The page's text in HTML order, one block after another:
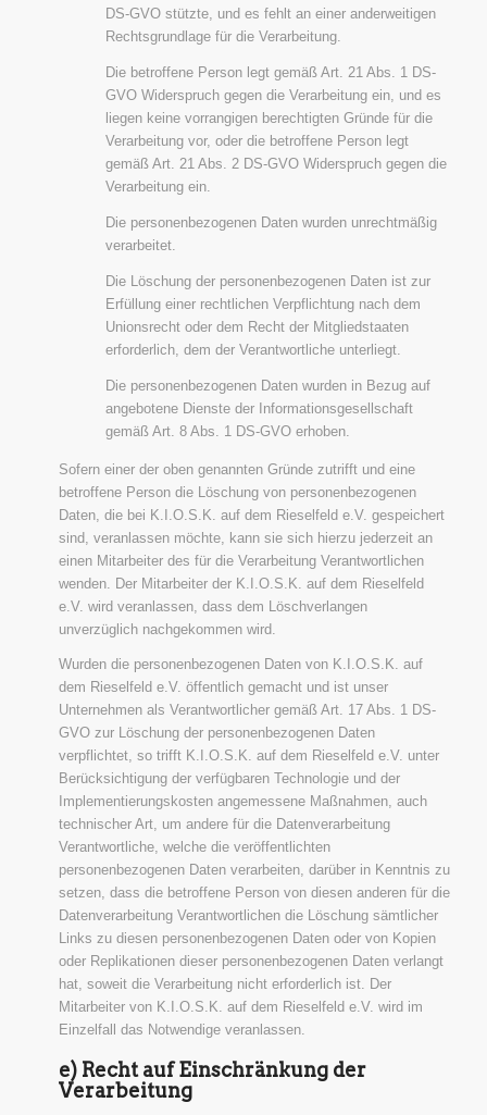
DS-GVO stützte, und es fehlt an einer anderweitigen
Rechtsgrundlage für die Verarbeitung.
Die betroffene Person legt gemäß Art. 21 Abs. 1 DS-
GVO Widerspruch gegen die Verarbeitung ein, und es
liegen keine vorrangigen berechtigten Gründe für die
Verarbeitung vor, oder die betroffene Person legt
gemäß Art. 21 Abs. 2 DS-GVO Widerspruch gegen die
Verarbeitung ein.
Die personenbezogenen Daten wurden unrechtmäßig
verarbeitet.
Die Löschung der personenbezogenen Daten ist zur
Erfüllung einer rechtlichen Verpflichtung nach dem
Unionsrecht oder dem Recht der Mitgliedstaaten
erforderlich, dem der Verantwortliche unterliegt.
Die personenbezogenen Daten wurden in Bezug auf
angebotene Dienste der Informationsgesellschaft
gemäß Art. 8 Abs. 1 DS-GVO erhoben.
Sofern einer der oben genannten Gründe zutrifft und eine
betroffene Person die Löschung von personenbezogenen
Daten, die bei K.I.O.S.K. auf dem Rieselfeld e.V. gespeichert
sind, veranlassen möchte, kann sie sich hierzu jederzeit an
einen Mitarbeiter des für die Verarbeitung Verantwortlichen
wenden. Der Mitarbeiter der K.I.O.S.K. auf dem Rieselfeld
e.V. wird veranlassen, dass dem Löschverlangen
unverzüglich nachgekommen wird.
Wurden die personenbezogenen Daten von K.I.O.S.K. auf
dem Rieselfeld e.V. öffentlich gemacht und ist unser
Unternehmen als Verantwortlicher gemäß Art. 17 Abs. 1 DS-
GVO zur Löschung der personenbezogenen Daten
verpflichtet, so trifft K.I.O.S.K. auf dem Rieselfeld e.V. unter
Berücksichtigung der verfügbaren Technologie und der
Implementierungskosten angemessene Maßnahmen, auch
technischer Art, um andere für die Datenverarbeitung
Verantwortliche, welche die veröffentlichten
personenbezogenen Daten verarbeiten, darüber in Kenntnis zu
setzen, dass die betroffene Person von diesen anderen für die
Datenverarbeitung Verantwortlichen die Löschung sämtlicher
Links zu diesen personenbezogenen Daten oder von Kopien
oder Replikationen dieser personenbezogenen Daten verlangt
hat, soweit die Verarbeitung nicht erforderlich ist. Der
Mitarbeiter von K.I.O.S.K. auf dem Rieselfeld e.V. wird im
Einzelfall das Notwendige veranlassen.
e) Recht auf Einschränkung der
Verarbeitung